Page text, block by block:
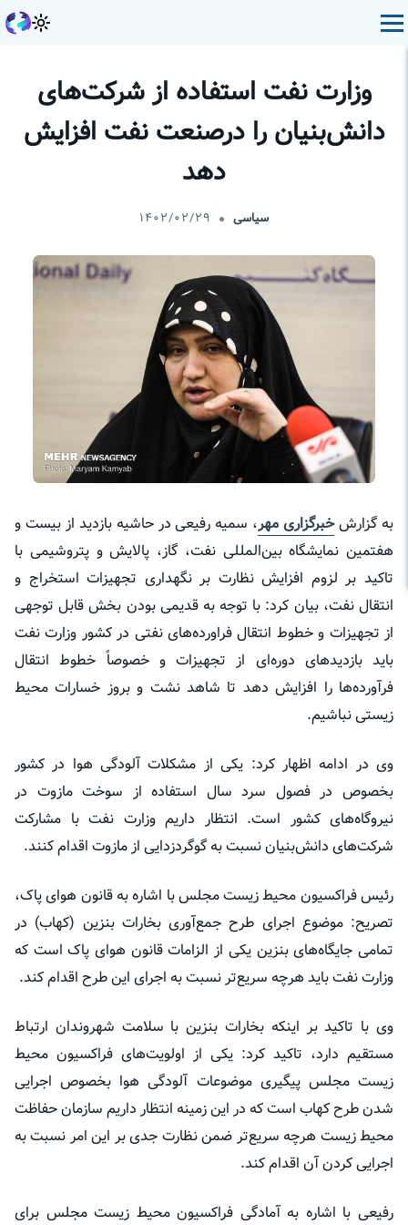
وزارت نفت استفاده از شرکت‌های
دانش‌بنیان را درصنعت نفت افزایش
دهد
سیاسی ۱۴۰۲/۰۲/۲۹
به گزارشخبرگزاری مهر، سمیه رفیعی در حاشیه بازدید از بیست و
هفتمین نمایشگاه بین‌المللی نفت، گاز، پالایش و پتروشیمی با
تاکید بر لزوم افزایش نظارت بر نگهداری تجهیزات استخراج و
انتقال نفت، بیان کرد: با توجه به قدیمی بودن بخش قابل توجهی
از تجهیزات و خطوط انتقال فراورده‌های نفتی در کشور وزارت نفت
باید بازدیدهای دوره‌ای از تجهیزات و خصوصاً خطوط انتقال
فرآورده‌ها را افزایش دهد تا شاهد نشت و بروز خسارات محیط
زیستی نباشیم.
وی در ادامه اظهار کرد: یکی از مشکلات آلودگی هوا در کشور
بخصوص در فصول سرد سال استفاده از سوخت مازوت در
نیروگاه‌های کشور است. انتظار داریم وزارت نفت با مشارکت
شرکت‌های دانش‌بنیان نسبت به گوگردزدایی از مازوت اقدام کنند.
رئیس فراکسیون محیط زیست مجلس با اشاره به قانون هوای پاک،
تصریح: موضوع اجرای طرح جمع‌آوری بخارات بنزین (کهاب) در
تمامی جایگاه‌های بنزین یکی از الزامات قانون هوای پاک است که
وزارت نفت باید هرچه سریع‌تر نسبت به اجرای این طرح اقدام کند.
وی با تاکید بر اینکه بخارات بنزین با سلامت شهروندان ارتباط
مستقیم دارد، تاکید کرد: یکی از اولویت‌های فراکسیون محیط
زیست مجلس پیگیری موضوعات آلودگی هوا بخصوص اجرایی
شدن طرح کهاب است که در این زمینه انتظار داریم سازمان حفاظت
محیط زیست هرچه سریع‌تر ضمن نظارت جدی بر این امر نسبت به
اجرایی کردن آن اقدام کند.
رفیعی با اشاره به آمادگی فراکسیون محیط زیست مجلس برای